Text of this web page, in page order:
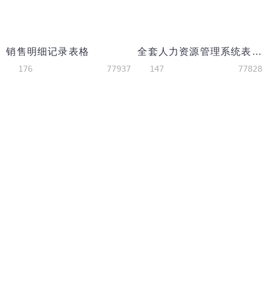
销售明细记录表格
176 77937
全套人力资源管理系统表格模板
147 77828